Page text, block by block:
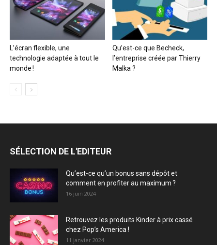
L’écran flexible, une
technologie adaptée à tout le
monde !
Qu’est-ce que Becheck,
l’entreprise créée par Thierry
Malka ?
SÉLECTION DE L'EDITEUR
Qu’est-ce qu’un bonus sans dépôt et
comment en profiter au maximum ?
16 juin 2024
Retrouvez les produits Kinder à prix cassé
chez Pop’s America !
11 janvier 2024